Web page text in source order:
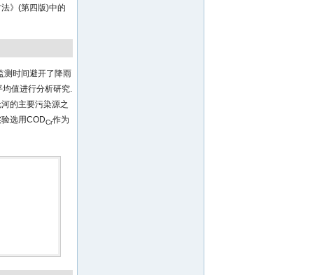
》(第四版)中的
测时间避开了降雨
值进行分析研究.
的主要污染源之
选用CODCr作为